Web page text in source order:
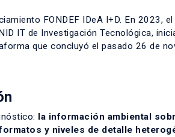
FONDEF IDeA I+D. En 2023,
IT de Investigación Tecnológica,
que concluyó el pasado 26 de
la información ambiental
y niveles de detalle